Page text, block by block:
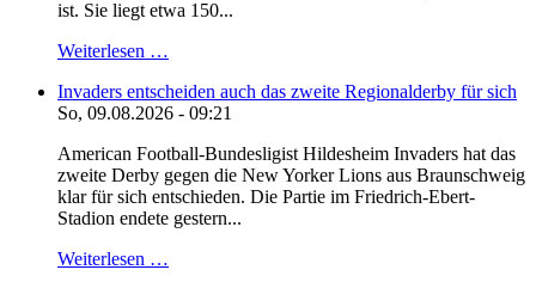
ist. Sie liegt etwa 150...
Weiterlesen …
Invaders entscheiden auch das zweite Regionalderby für sich
So, 09.08.2026 - 09:21
American Football-Bundesligist Hildesheim Invaders hat das
zweite Derby gegen die New Yorker Lions aus Braunschweig
klar für sich entschieden. Die Partie im Friedrich-Ebert-
Stadion endete gestern...
Weiterlesen …